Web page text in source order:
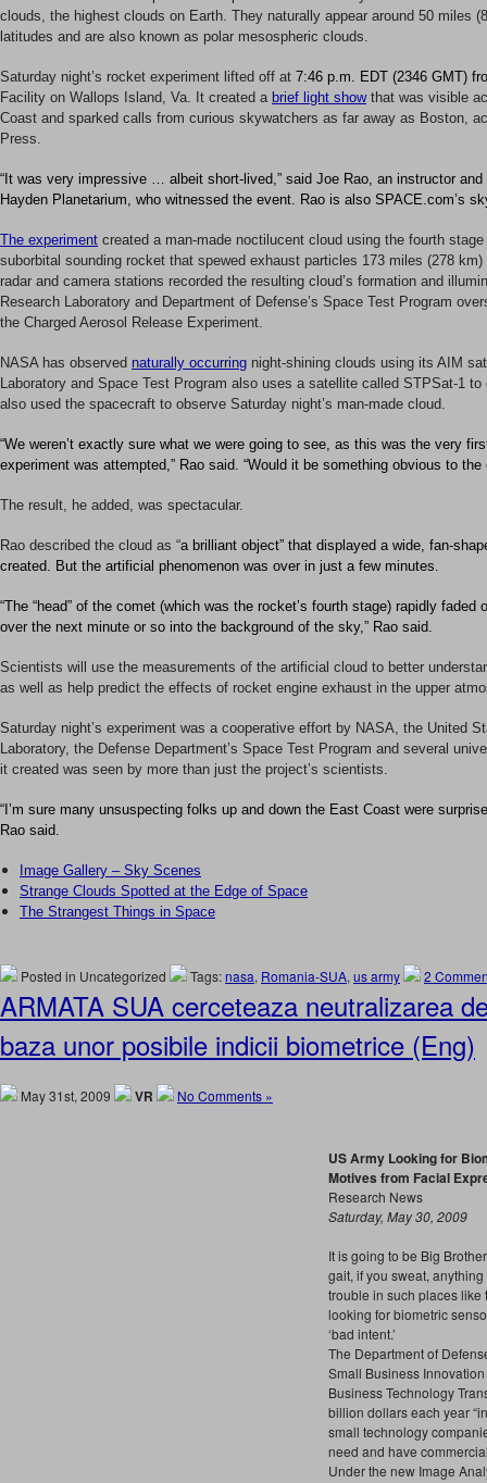
clouds, the highest clouds on Earth. They naturally appear around 50 miles
latitudes and are also known as polar mesospheric clouds.
Saturday night’s rocket experiment lifted off at 7:46 p.m. EDT (2346 GMT)
Facility on Wallops Island, Va. It created a brief light showthat was visible
Coast and sparked calls from curious skywatchers as far away as Boston,
Press.
“It was very impressive … albeit short-lived,” said Joe Rao, an instructor and
Hayden Planetarium, who witnessed the event. Rao is also SPACE.com’s
The experiment created a man-made noctilucent cloud using the fourth
suborbital sounding rocket that spewed exhaust particles 173 miles (278
radar and camera stations recorded the resulting cloud’s formation and
Research Laboratory and Department of Defense’s Space Test Program
the Charged Aerosol Release Experiment.
NASA has observed naturally occurring night-shining clouds using its AIM
Laboratory and Space Test Program also uses a satellite called STPSat-1 to
also used the spacecraft to observe Saturday night’s man-made cloud.
“We weren’t exactly sure what we were going to see, as this was the very
experiment was attempted,” Rao said. “Would it be something obvious to
The result, he added, was spectacular.
Rao described the cloud as “a brilliant object” that displayed a wide, fan-
created. But the artificial phenomenon was over in just a few minutes.
“The “head” of the comet (which was the rocket’s fourth stage) rapidly faded
over the next minute or so into the background of the sky,” Rao said.
Scientists will use the measurements of the artificial cloud to better
as well as help predict the effects of rocket engine exhaust in the upper
Saturday night’s experiment was a cooperative effort by NASA, the United
Laboratory, the Defense Department’s Space Test Program and several
it created was seen by more than just the project’s scientists.
“I’m sure many unsuspecting folks up and down the East Coast were
Rao said.
Image Gallery – Sky Scenes
Strange Clouds Spotted at the Edge of Space
The Strangest Things in Space
Posted in Uncategorized Tags:nasa, Romania-SUA, us army 2
ARMATA SUA cerceteaza neutralizarea
baza unor posibile indicii biometrice (Eng)
May 31st, 2009 VR No Comments »
US Army Looking for
Motives from Facial
Research News
Saturday, May 30, 2009
It is going to be Big
gait, if you sweat,
trouble in such places like
looking for biometric
‘bad intent.’
The Department of
Small Business
Business Technology
billion dollars each year
small technology
need and have
Under the new Image